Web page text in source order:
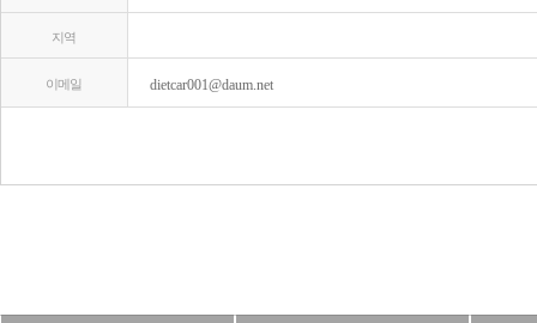
지역
이메일 dietcar001@daum.net